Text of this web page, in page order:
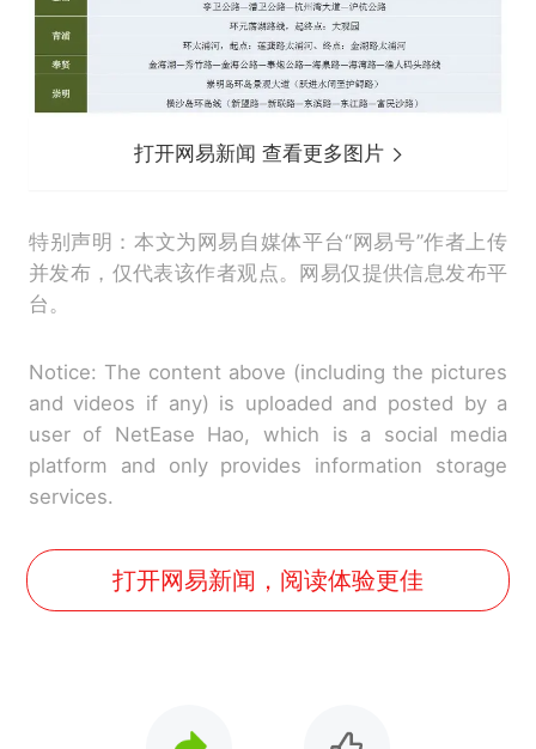
打开网易新闻 查看更多图片
特别声明：本文为网易自媒体平台“网易号”作者上传
并发布，仅代表该作者观点。网易仅提供信息发布平
台。
Notice: The content above (including the pictures
and videos if any) is uploaded and posted by a
user of NetEase Hao, which is a social media
platform and only provides information storage
services.
打开网易新闻，阅读体验更佳